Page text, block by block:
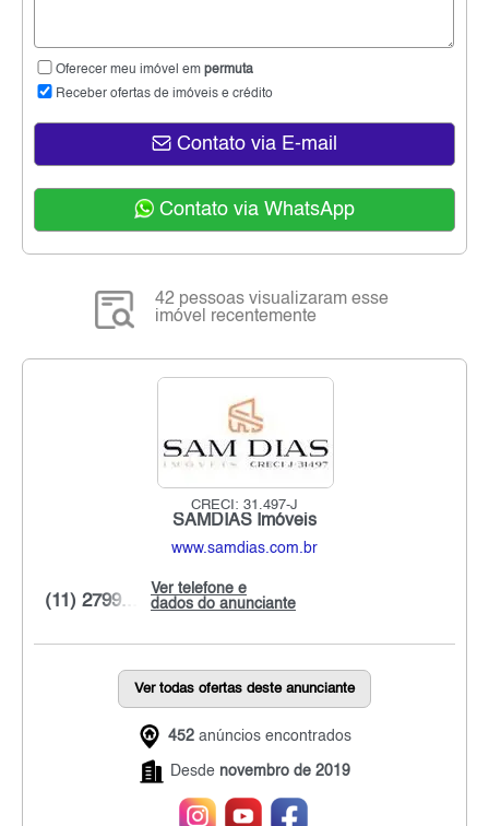
Oferecer meu imóvel em permuta
Receber ofertas de imóveis e crédito
Contato via E-mail
Contato via WhatsApp
42 pessoas visualizaram esse
imóvel recentemente
CRECI: 31.497-J
SAMDIAS Imóveis
www.samdias.com.br
Ver telefone e
dados do anunciante
(11) 2799...
Ver todas ofertas deste anunciante
452 anúncios encontrados
Desde novembro de 2019